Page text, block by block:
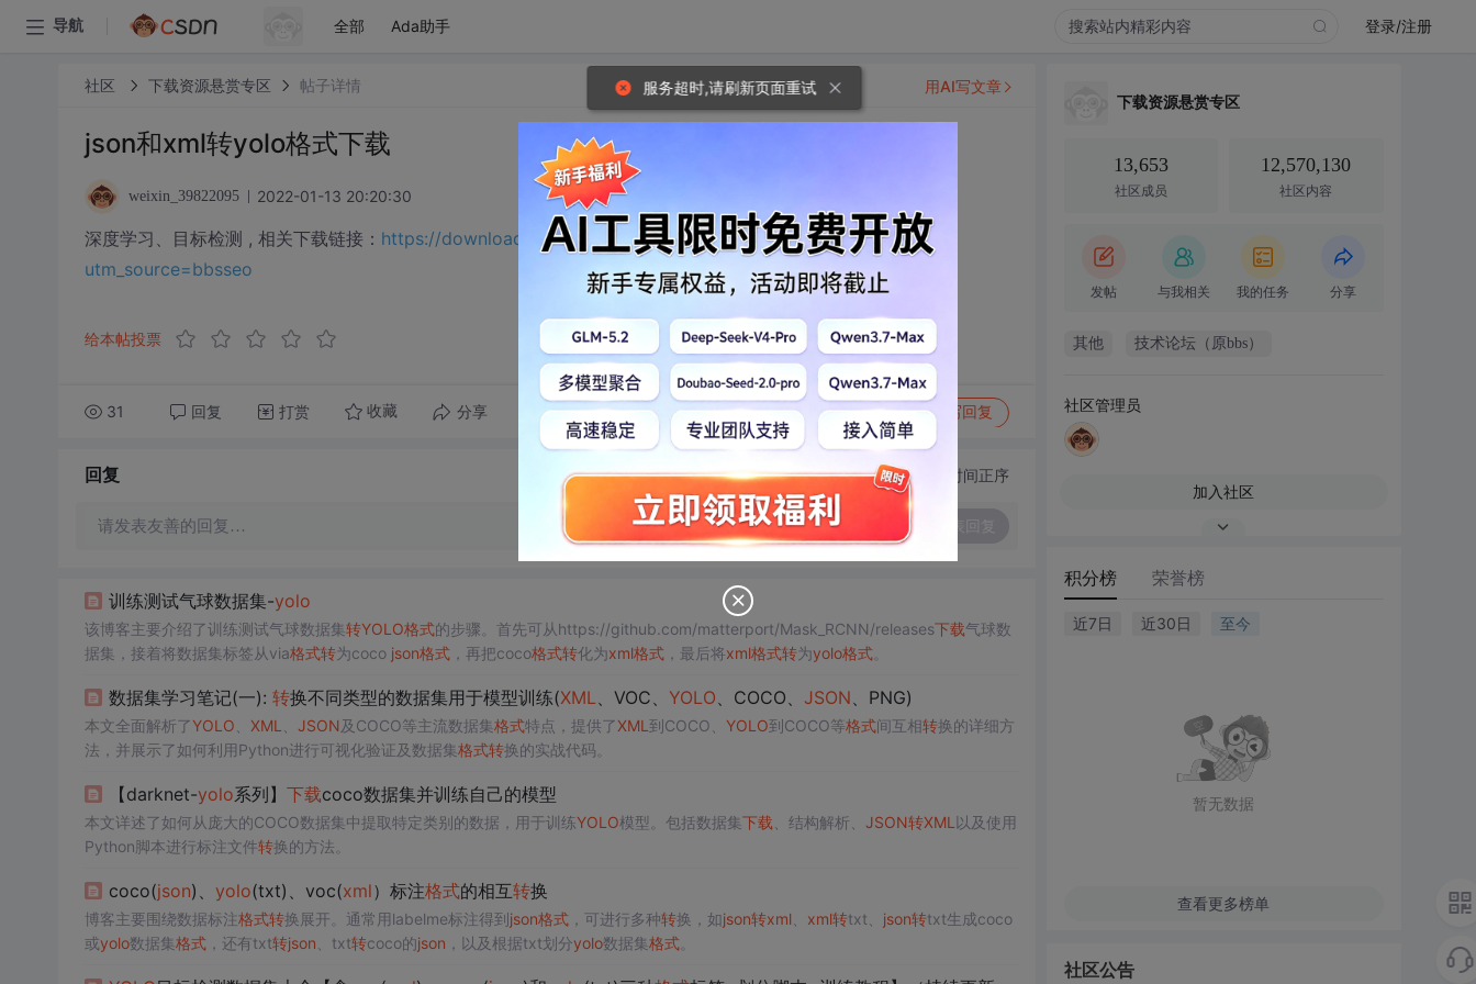
导航 全部 Ada助手 登录/注册
社区 下载资源悬赏专区 帖子详情
json和xml转yolo格式下载
weixin_39822095 2022-01-13 20:20:30
深度学习、目标检测 , 相关下载链接： https://download.csdn.net/download/WSNjiang/72374821?
utm_source=bbsseo
给本帖投票
31 回复 打赏 收藏 分享 转发到动态 举报 写回复
用AI写文章
回复 切换为时间正序
请发表友善的回复…
训练测试气球数据集-yolo
该博客主要介绍了训练测试气球数据集转YOLO格式的步骤。首先可从https://github.com/matterport/Mask_RCNN/releases下载气球数
据集，接着将数据集标签从via格式转为coco json格式，再把coco格式转化为xml格式，最后将xml格式转为yolo格式。
数据集学习笔记(一): 转换不同类型的数据集用于模型训练(XML、VOC、 YOLO、COCO、 JSON、PNG)
本文全面解析了YOLO XML JSON及COCO等主流数据集格式特点，提供了XML 到COCO、 YOLO到COCO等格式间互相转换的详细方
法，并展示了如何利用Python进行可视化验证及数据集格式转换的实战代码。
【darknet-yolo系列】 下载coco数据集并训练自己的模型
本文详述了如何从庞大的COCO数据集中提取特定类别的数据，用于训练YOLO模型。包括数据集下载 、结构解析、 JSON转XML 以及使用
Python脚本进行标注文件转换的方法。
coco(json)、 yolo(txt)、voc(xml）标注格式的相互转换
博客主要围绕数据标注 格式转换展开。通常用labelme标注得到json格式，可进行多种转换，如json转xml、 xml转txt、 json转txt生成coco
或yolo数据集格式，还有txt转json 、txt转coco的json ，以及根据txt划分yolo数据集格式。
下载资源悬赏专区
13,653
社区成员
12,570,130
社区内容
发帖 与我相关 我的任务 分享
其他 技术论坛（原bbs）
社区管理员
加入社区
积分榜 荣誉榜
近7日 近30日 至今
暂无数据
查看更多榜单
社区公告
服务超时,请刷新页面重试